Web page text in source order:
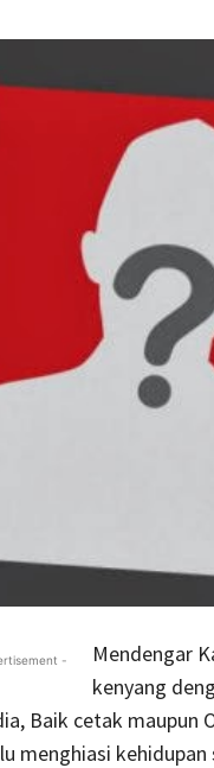
-
Mendengar
kenyang
Baik cetak maupun
menghiasi